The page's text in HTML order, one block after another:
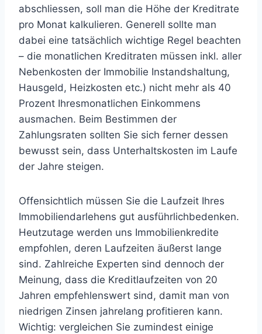
abschliessen, soll man die Höhe der Kreditrate
pro Monat kalkulieren. Generell sollte man
dabei eine tatsächlich wichtige Regel beachten
– die monatlichen Kreditraten müssen inkl. aller
Nebenkosten der Immobilie Instandshaltung,
Hausgeld, Heizkosten etc.) nicht mehr als 40
Prozent Ihresmonatlichen Einkommens
ausmachen. Beim Bestimmen der
Zahlungsraten sollten Sie sich ferner dessen
bewusst sein, dass Unterhaltskosten im Laufe
der Jahre steigen.
Offensichtlich müssen Sie die Laufzeit Ihres
Immobiliendarlehens gut ausführlichbedenken.
Heutzutage werden uns Immobilienkredite
empfohlen, deren Laufzeiten äußerst lange
sind. Zahlreiche Experten sind dennoch der
Meinung, dass die Kreditlaufzeiten von 20
Jahren empfehlenswert sind, damit man von
niedrigen Zinsen jahrelang profitieren kann.
Wichtig: vergleichen Sie zumindest einige